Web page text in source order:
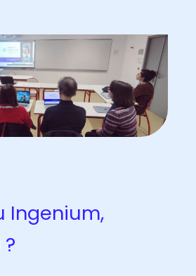
Ingenium,